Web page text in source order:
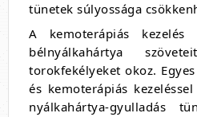
tünetek súlyossága
A kemoterápiás
bélnyálkahártya
torokfekélyeket okoz.
és kemoterápiás
nyálkahártya-gyulladás